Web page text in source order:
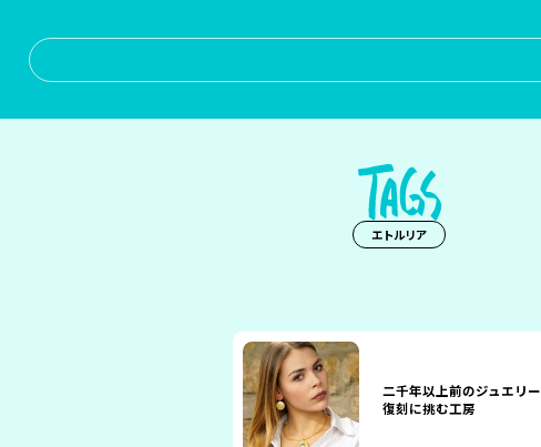
エトルリア
二千年以上前のジュエリー
復刻に挑む工房